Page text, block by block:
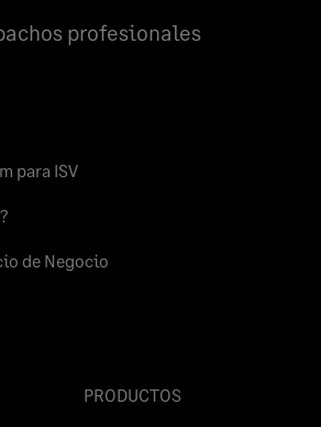
profesionales
para ISV
de Negocio
PRODUCTOS